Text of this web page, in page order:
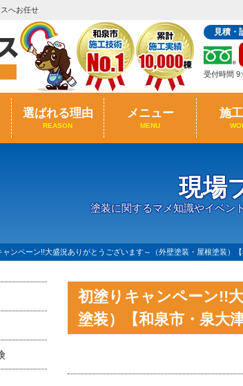
へお任せ
見積・
受付時間
選ばれる理由
REASON
メニュー
MENU
施
現場
塗装に関するマメ知識やイベン
ャンペーン!!大盛況ありがとうございます～（外壁塗装・屋根塗装）【
初塗りキャンペーン!!
塗装）【和泉市・泉大津